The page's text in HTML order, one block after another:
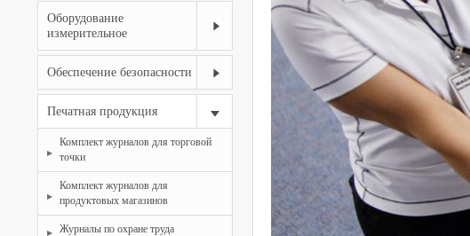
Оборудование
измерительное
Обеспечение безопасности
Печатная продукция
Комплект журналов для торговой
точки
Комплект журналов для
продуктовых магазинов
Журналы по охране труда